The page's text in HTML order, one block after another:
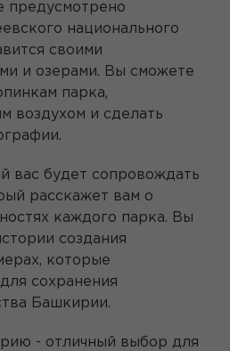
предусмотрено
национального
своими
и озерами. Вы сможете
парка,
воздухом и сделать
вас будет сопровождать
расскажет вам о
каждого парка. Вы
создания
которые
сохранения
Башкирии.
- отличный выбор для